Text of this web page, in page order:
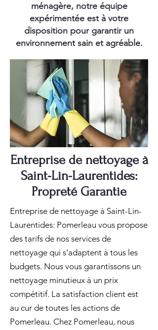
ménagère, notre équipe
expérimentée est à votre
disposition pour garantir un
environnement sain et agréable.
Entreprise de nettoyage à
Saint-Lin-Laurentides:
Propreté Garantie
Entreprise de nettoyage à Saint-Lin-
Laurentides: Pomerleau vous propose
des tarifs de nos services de
nettoyage qui s'adaptent à tous les
budgets. Nous vous garantissons un
nettoyage minutieux à un prix
compétitif. La satisfaction client est
au cur de toutes les actions de
Pomerleau. Chez Pomerleau, nous